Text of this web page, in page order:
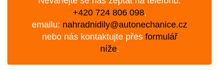
+420 724 806 098,
emailu: nahradnidily@autonechanice.cz
nebo nás kontaktujte přes formulář
níže.